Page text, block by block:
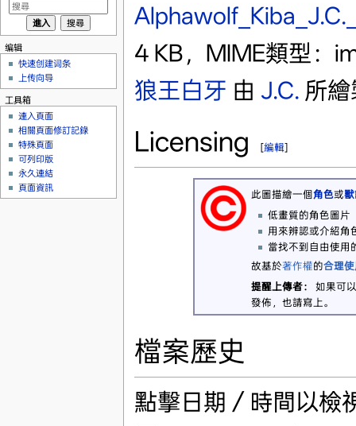
4 KB，MIME類型：
狼王白牙 由 J.C.所繪
Licensing [編輯]
此圖描繪一個角色或
低畫質的角色圖片
用來辨認或介紹角
當找不到自由使用
故基於著作權的合理
提醒上傳者：
如果可
發佈，也請寫上。
檔案歷史
點擊日期／時間以檢
编辑
快速创建词条
上传向导
工具箱
連入頁面
相關頁面修訂記錄
特殊頁面
可列印版
永久連結
頁面資訊